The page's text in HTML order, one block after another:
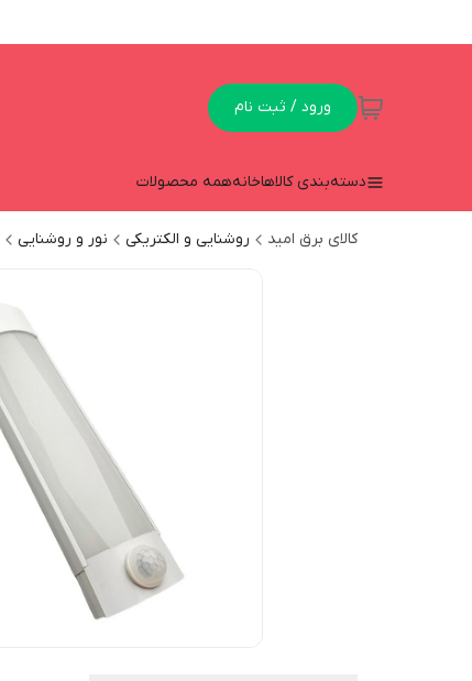
ورود / ثبت نام
دسته‌بندی کالاهاخانههمه محصولات
کالای برق امید روشنایی و الکتریکی نور و روشنایی